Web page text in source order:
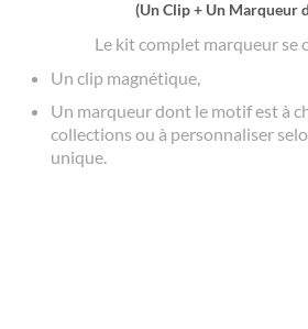
(Un Clip + Un Marqueur
Le kit complet marqueur se
Un clip magnétique,
Un marqueur dont le motif est à
collections ou à personnaliser
unique.